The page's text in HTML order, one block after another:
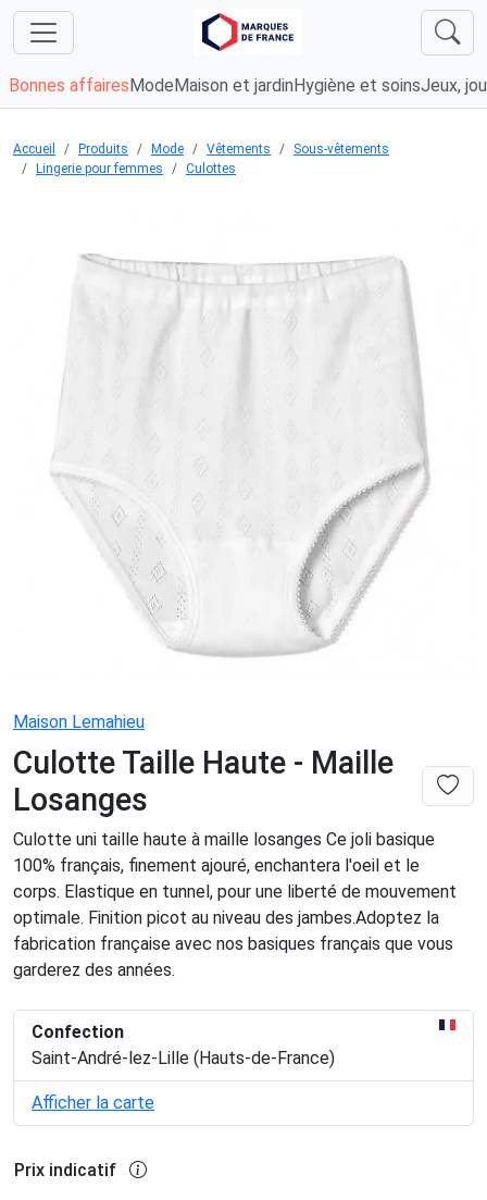
Bonnes affaires Mode Maison et jardin Hygiène et soinsJeux,
Accueil Produits Mode Vêtements
Sous-vêtements
Lingerie pour femmes
Culottes
Maison Lemahieu
Culotte Taille Haute - Maille
Losanges
Culotte uni taille haute à maille losanges Ce joli basique
100% français, finement ajouré, enchantera l'oeil et le
corps. Elastique en tunnel, pour une liberté de mouvement
optimale. Finition picot au niveau des jambes.Adoptez la
fabrication française avec nos basiques français que vous
garderez des années.
Confection
Saint-André-lez-Lille (Hauts-de-France)
Afficher la carte
Prix indicatif